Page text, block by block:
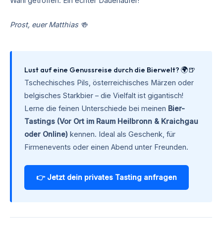
Prost, euer Matthias 🍻
Lust auf eine Genussreise durch die Bierwelt? 🌍🍺
Tschechisches Pils, österreichisches Märzen oder
belgisches Starkbier – die Vielfalt ist gigantisch!
Lerne die feinen Unterschiede bei meinen Bier-
Tastings (Vor Ort im Raum Heilbronn & Kraichgau
oder Online) kennen. Ideal als Geschenk, für
Firmenevents oder einen Abend unter Freunden.
👉 Jetzt dein privates Tasting anfragen